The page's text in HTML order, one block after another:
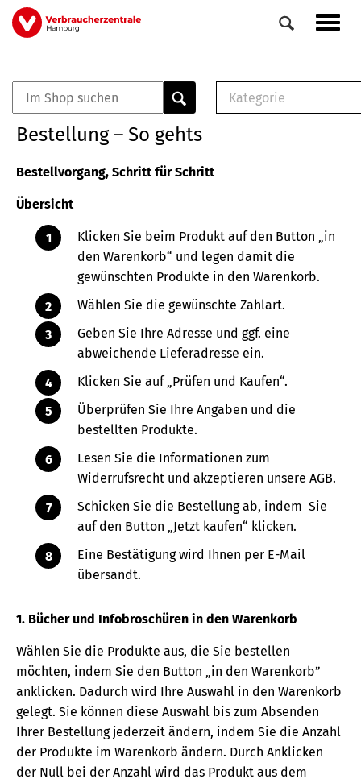
Direkt
zum
Veranstaltungen
0
Elemente
Kategorie
Buch
Bestellung – So gehts
Bestellvorgang, Schritt für Schritt
Übersicht
Klicken Sie beim Produkt auf den Button „in
den Warenkorb“ und legen damit die
gewünschten Produkte in den Warenkorb.
Wählen Sie die gewünschte Zahlart.
Geben Sie Ihre Adresse und ggf. eine
abweichende Lieferadresse ein.
Klicken Sie auf „Prüfen und Kaufen“.
Überprüfen Sie Ihre Angaben und die
bestellten Produkte.
Lesen Sie die Informationen zum
Widerrufsrecht und akzeptieren unsere AGB.
Schicken Sie die Bestellung ab, indem Sie
auf den Button „Jetzt kaufen“ klicken.
Eine Bestätigung wird Ihnen per E-Mail
übersandt.
1. Bücher und Infobroschüren in den Warenkorb
Wählen Sie die Produkte aus, die Sie bestellen
möchten, indem Sie den Button „in den Warenkorb”
anklicken. Dadurch wird Ihre Auswahl in den Warenkorb
gelegt. Sie können diese Auswahl bis zum Absenden
Ihrer Bestellung jederzeit ändern, indem Sie die Anzahl
der Produkte im Warenkorb ändern. Durch Anklicken
der Null bei der Anzahl wird das Produkt aus dem